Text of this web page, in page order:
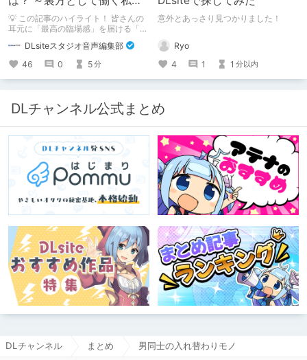
ちの紹介
💡 この記事のハイライト！ 皆さんの
耳元に「最高の臨場感」を届ける「サ
ウンドエンジニアの仕事」のリアルな
舞台裏を大公開！ スマートな専門
職……と思いきや、実態は「音の変態
（褒め言葉）」が集まるチーム！？
成人男性スタッフがダミヘに抱きつ
る超大真面目な理由とは？ クオリテ
ィ向上のための、ちょっとシュールな
DLsiteスタジオ音声編集部
46
0 5分
意外とあっさり見つかりました！
Ryo
4
1 1 分以内
DLチャンネル公式まとめ
DLチャンネル まとめ 男同士の入れ替わりモノ